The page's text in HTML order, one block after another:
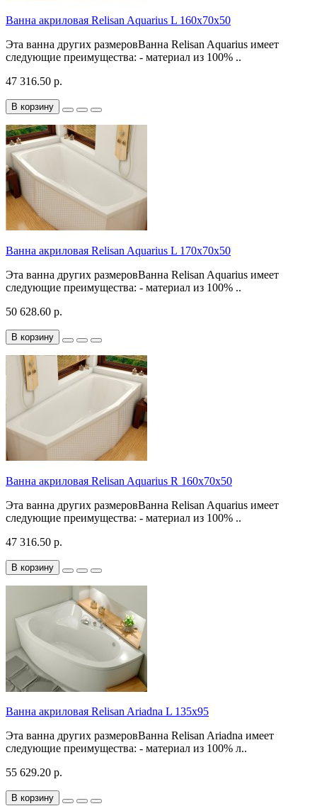
Ванна акриловая Relisan Aquarius L 160х70х50
Эта ванна других размеровВанна Relisan Aquarius имеет
следующие преимущества: - материал из 100% ..
47 316.50 р.
В корзину
Ванна акриловая Relisan Aquarius L 170х70х50
Эта ванна других размеровВанна Relisan Aquarius имеет
следующие преимущества: - материал из 100% ..
50 628.60 р.
В корзину
Ванна акриловая Relisan Aquarius R 160х70х50
Эта ванна других размеровВанна Relisan Aquarius имеет
следующие преимущества: - материал из 100% ..
47 316.50 р.
В корзину
Ванна акриловая Relisan Ariadna L 135x95
Эта ванна других размеровВанна Relisan Ariadna имеет
следующие преимущества: - материал из 100% л..
55 629.20 р.
В корзину